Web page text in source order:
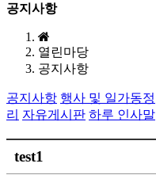
공지사항
열린마당
공지사항
공지사항 행사 및 일가동정
리 자유게시판 하루 인사말
test1